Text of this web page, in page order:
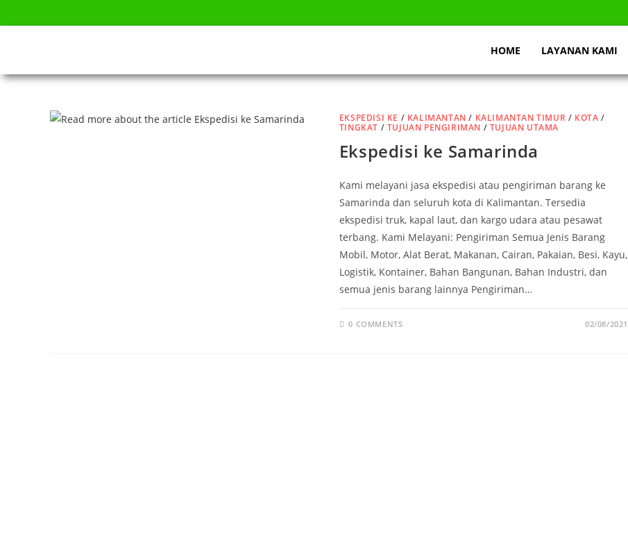
HOME LAYANAN KAMI
EKSPEDISI KE / KALIMANTAN / KALIMANTAN TIMUR / KOTA /
TINGKAT / TUJUAN PENGIRIMAN / TUJUAN UTAMA
Ekspedisi ke Samarinda
Kami melayani jasa ekspedisi atau pengiriman barang ke
Samarinda dan seluruh kota di Kalimantan. Tersedia
ekspedisi truk, kapal laut, dan kargo udara atau pesawat
terbang. Kami Melayani: Pengiriman Semua Jenis Barang
Mobil, Motor, Alat Berat, Makanan, Cairan, Pakaian, Besi, Kayu,
Logistik, Kontainer, Bahan Bangunan, Bahan Industri, dan
semua jenis barang lainnya Pengiriman…
0 COMMENTS 02/08/2021